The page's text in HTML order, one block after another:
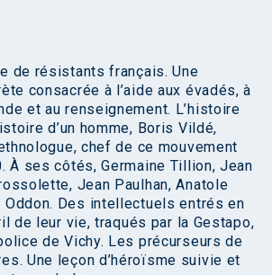
de résistants français. Une
consacrée à l’aide aux évadés, à
et au renseignement. L’histoire
d’un homme, Boris Vildé,
chef de ce mouvement
À ses côtés, Germaine Tillion, Jean
Jean Paulhan, Anatole
Oddon. Des intellectuels entrés en
de leur vie, traqués par la Gestapo,
de Vichy. Les précurseurs de
Une leçon d’héroïsme suivie et